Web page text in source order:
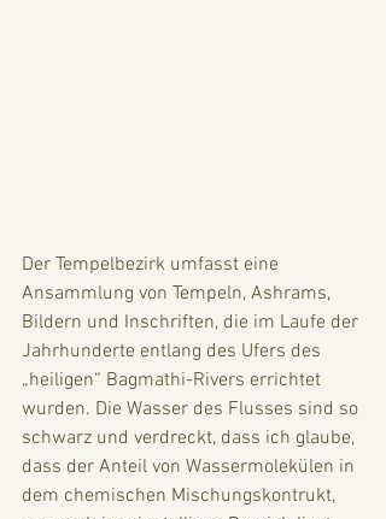
Der Tempelbezirk umfasst eine
Ansammlung von Tempeln, Ashrams,
Bildern und Inschriften, die im Laufe der
Jahrhunderte entlang des Ufers des
„heiligen“ Bagmathi-Rivers errichtet
wurden. Die Wasser des Flusses sind so
schwarz und verdreckt, dass ich glaube,
dass der Anteil von Wassermolekülen in
dem chemischen Mischungskontrukt,